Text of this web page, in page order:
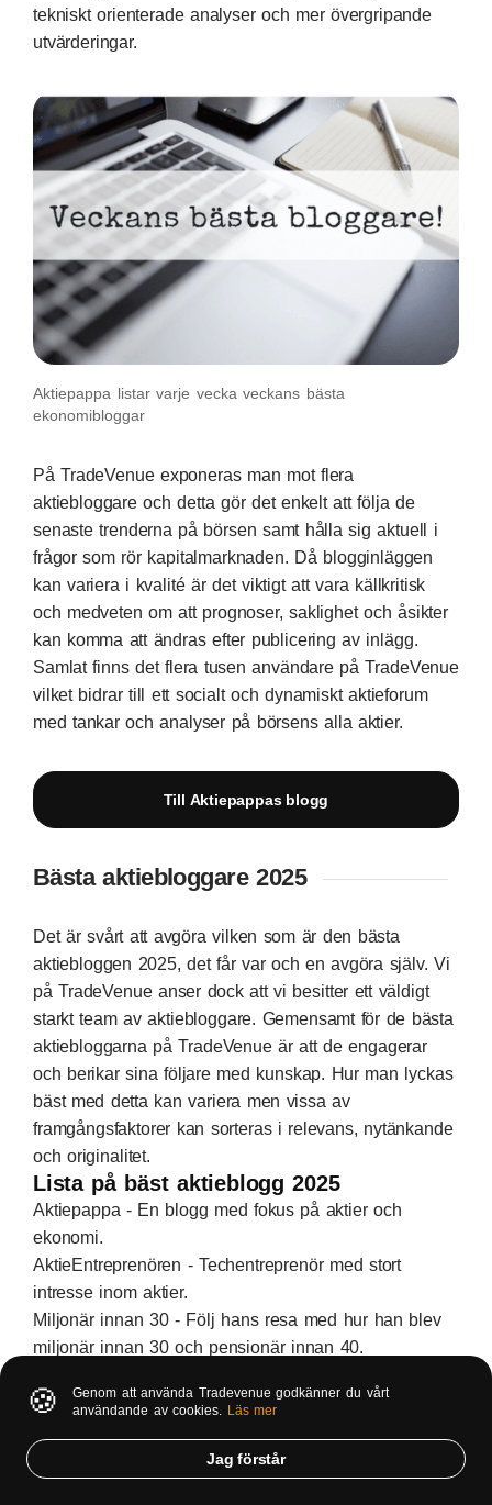
tekniskt orienterade analyser och mer övergripande
utvärderingar.
Aktiepappa listar varje vecka veckans bästa
ekonomibloggar
På TradeVenue exponeras man mot flera
aktiebloggare och detta gör det enkelt att följa de
senaste trenderna på börsen samt hålla sig aktuell i
frågor som rör kapitalmarknaden. Då blogginläggen
kan variera i kvalité är det viktigt att vara källkritisk
och medveten om att prognoser, saklighet och åsikter
kan komma att ändras efter publicering av inlägg.
Samlat finns det flera tusen användare på TradeVenue
vilket bidrar till ett socialt och dynamiskt aktieforum
med tankar och analyser på börsens alla aktier.
Till Aktiepappas blogg
Bästa aktiebloggare 2025
Det är svårt att avgöra vilken som är den bästa
aktiebloggen 2025, det får var och en avgöra själv. Vi
på TradeVenue anser dock att vi besitter ett väldigt
starkt team av aktiebloggare. Gemensamt för de bästa
aktiebloggarna på TradeVenue är att de engagerar
och berikar sina följare med kunskap. Hur man lyckas
bäst med detta kan variera men vissa av
framgångsfaktorer kan sorteras i relevans, nytänkande
och originalitet.
Lista på bäst aktieblogg 2025
Aktiepappa - En blogg med fokus på aktier och
ekonomi.
AktieEntreprenören - Techentreprenör med stort
intresse inom aktier.
Miljonär innan 30 - Följ hans resa med hur han blev
miljonär innan 30 och pensionär innan 40.
leva på passiva inkomster.
att ha skrivit flera böcker inom börspsykologi.
Spartacus - Skriver om en varierad mix av bolag och
🍪
Genom att använda Tradevenue godkänner du vårt
användande av cookies. Läs mer
Jag förstår